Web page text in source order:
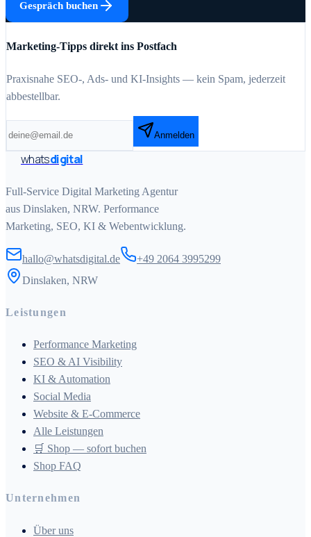
Gespräch buchen
Marketing-Tipps direkt ins Postfach
Praxisnahe SEO-, Ads- und KI-Insights — kein Spam, jederzeit
abbestellbar.
Anmelden
whatsdigital
Full-Service Digital Marketing Agentur
aus Dinslaken, NRW. Performance
Marketing, SEO, KI & Webentwicklung.
hallo@whatsdigital.de
+49 2064 3995299
Dinslaken, NRW
Leistungen
Performance Marketing
SEO & AI Visibility
KI & Automation
Social Media
Website & E-Commerce
Alle Leistungen
🛒 Shop — sofort buchen
Shop FAQ
Unternehmen
Über uns